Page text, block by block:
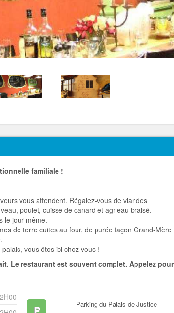
familiale !
vous attendent. Régalez-vous de viandes
poulet, cuisse de canard et agneau braisé.
le jour même.
de terre cuites au four, de purée façon Grand-Mère
vous êtes ici chez vous !
Le restaurant est souvent complet. Appelez pour
Parking du Palais de Justice